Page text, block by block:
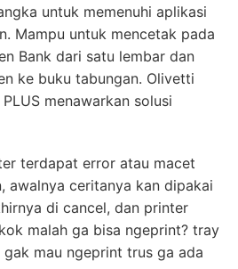
untuk memenuhi aplikasi
Mampu untuk mencetak pada
Bank dari satu lembar dan
ke buku tabungan. Olivetti
menawarkan solusi
terdapat error atau macet
awalnya ceritanya kan dipakai
di cancel, dan printer
malah ga bisa ngeprint? tray
mau ngeprint trus ga ada